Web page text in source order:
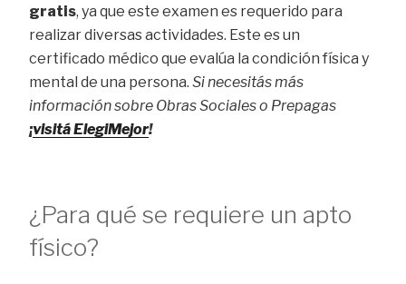
gratis, ya que este examen es requerido para
realizar diversas actividades. Este es un
certificado médico que evalúa la condición física y
mental de una persona. Si necesitás más
información sobre Obras Sociales o Prepagas
¡visitá ElegiMejor!
¿Para qué se requiere un apto
físico?